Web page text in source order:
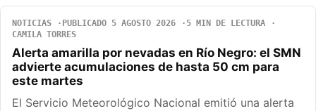
NOTICIAS PUBLICADO 5 AGOSTO 2026
5 MIN DE LECTURA
CAMILA TORRES
Alerta amarilla por nevadas en Río Negro: el SMN
advierte acumulaciones de hasta 50 cm para
este martes
El Servicio Meteorológico Nacional emitió una alerta